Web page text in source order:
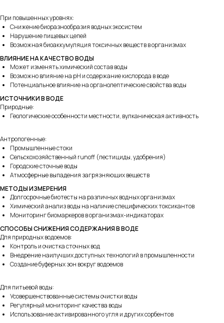
При повышенных уровнях:
Снижение биоразнообразия водных экосистем
Нарушение пищевых цепей
Возможная биоаккумуляция токсичных веществ в организмах
ВЛИЯНИЕ НА КАЧЕСТВО ВОДЫ
Может изменять химический состав воды
Возможно влияние на pH и содержание кислорода в воде
Потенциальное влияние на органолептические свойства воды
ИСТОЧНИКИ В ВОДЕ
Природные:
Геологические особенности местности, вулканическая активность
Антропогенные:
Промышленные стоки
Сельскохозяйственный runoff (пестициды, удобрения)
Городские сточные воды
Атмосферные выпадения загрязняющих веществ
МЕТОДЫ ИЗМЕРЕНИЯ
Долгосрочные биотесты на различных водных организмах
Химический анализ воды на наличие специфических токсикантов
Мониторинг биомаркеров в организмах-индикаторах
СПОСОБЫ СНИЖЕНИЯ СОДЕРЖАНИЯ В ВОДЕ
Для природных водоемов:
Контроль и очистка сточных вод
Внедрение наилучших доступных технологий в промышленности
Создание буферных зон вокруг водоемов
Для питьевой воды:
Усовершенствованные системы очистки воды
Регулярный мониторинг качества воды
Использование активированного угля и других сорбентов